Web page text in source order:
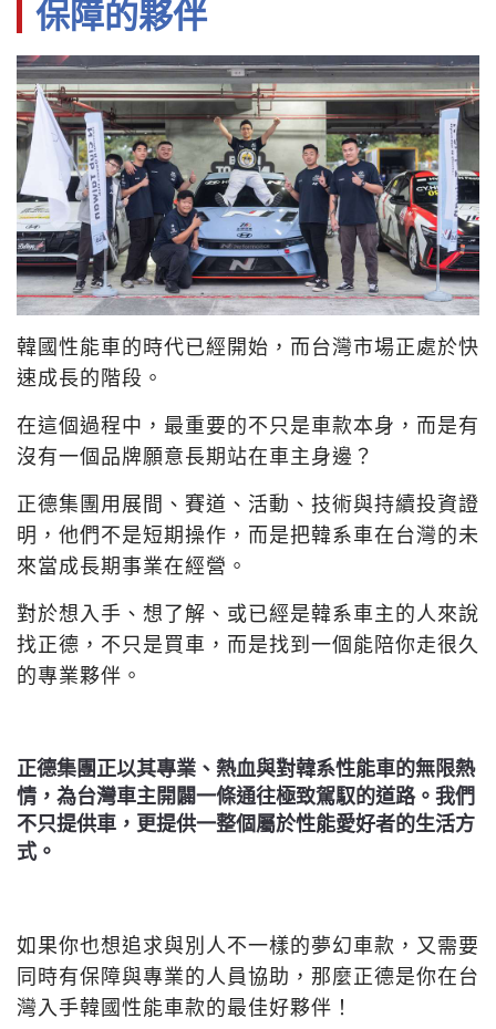
保障的夥伴
韓國性能車的時代已經開始，而台灣市場正處於快
速成長的階段。
在這個過程中，最重要的不只是車款本身，而是有
沒有一個品牌願意長期站在車主身邊？
正德集團用展間、賽道、活動、技術與持續投資證
明，他們不是短期操作，而是把韓系車在台灣的未
來當成長期事業在經營。
對於想入手、想了解、或已經是韓系車主的人來說
找正德，不只是買車，而是找到一個能陪你走很久
的專業夥伴。
正德集團正以其專業、熱血與對韓系性能車的無限熱
情，為台灣車主開闢一條通往極致駕馭的道路。我們
不只提供車，更提供一整個屬於性能愛好者的生活方
式。
如果你也想追求與別人不一樣的夢幻車款，又需要
同時有保障與專業的人員協助，那麼正德是你在台
灣入手韓國性能車款的最佳好夥伴！